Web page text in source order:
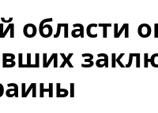
области